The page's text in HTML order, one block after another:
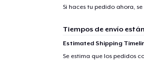
Si haces tu pedido ahora, se
Tiempos de envío
Estimated Shipping
Se estima que los pedidos